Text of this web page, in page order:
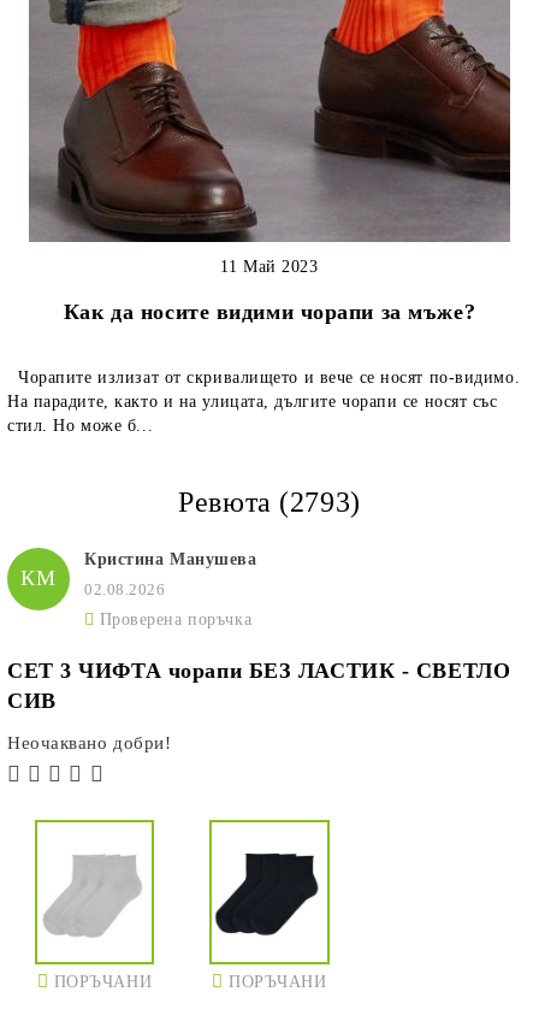
Как да носите видими чорапи за мъже?
11 Май 2023
Чорапите излизат от скривалището и вече се носят по-видимо.
На парадите, както и на улицата, дългите чорапи се носят със
стил. Но може б...
Ревюта (2793)
КМ
Кристина Манушева
02.08.2026
Проверена поръчка
СЕТ 3 ЧИФТА чорапи БЕЗ ЛАСТИК - СВЕТЛО
СИВ
Неочаквано добри!
ПОРЪЧАНИ ПОРЪЧАНИ